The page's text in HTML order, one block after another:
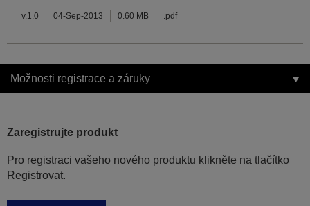
v.1.0 04-Sep-2013 0.60 MB .pdf
Možnosti registrace a záruky
Zaregistrujte produkt
Pro registraci vašeho nového produktu klikněte na tlačítko
Registrovat.